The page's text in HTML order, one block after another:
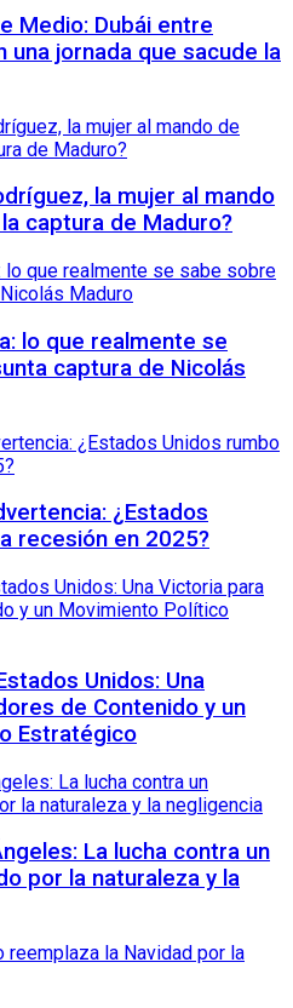
Medio: Dubái entre
una jornada que sacude la
la mujer al mando
captura de Maduro?
lo que realmente se
captura de Nicolás
¿Estados
recesión en 2025?
Unidos: Una
de Contenido y un
Estratégico
La lucha contra un
por la naturaleza y la